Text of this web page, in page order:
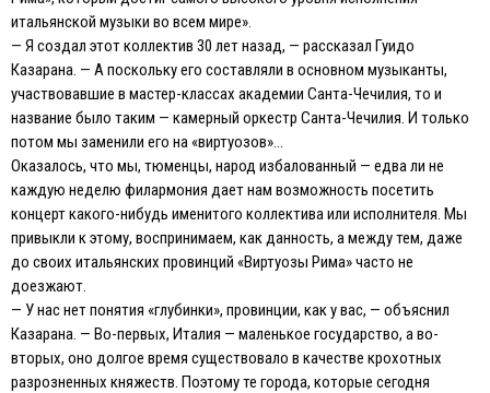
итальянской музыки во всем мире».
— Я создал этот коллектив 30 лет назад, — рассказал Гуидо
Казарана. — А поскольку его составляли в основном музыканты,
участвовавшие в мастер-классах академии Санта-Чечилия, то и
название было таким — камерный оркестр Санта-Чечилия. И только
потом мы заменили его на «виртуозов»…
Оказалось, что мы, тюменцы, народ избалованный — едва ли не
каждую неделю филармония дает нам возможность посетить
концерт какого-нибудь именитого коллектива или исполнителя. Мы
привыкли к этому, воспринимаем, как данность, а между тем, даже
до своих итальянских провинций «Виртуозы Рима» часто не
доезжают.
— У нас нет понятия «глубинки», провинции, как у вас, — объяснил
Казарана. — Во-первых, Италия — маленькое государство, а во-
вторых, оно долгое время существовало в качестве крохотных
разрозненных княжеств. Поэтому те города, которые сегодня